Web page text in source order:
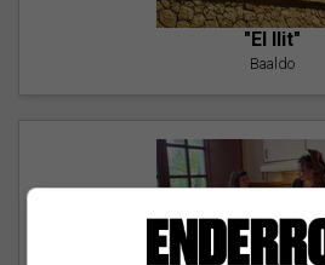
"El llit"
Baaldo